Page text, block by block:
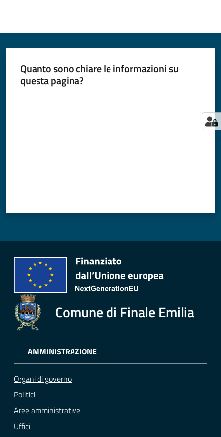
Quanto sono chiare le informazioni su
questa pagina?
Comune di Finale Emilia
AMMINISTRAZIONE
Organi di governo
Politici
Aree amministrative
Uffici